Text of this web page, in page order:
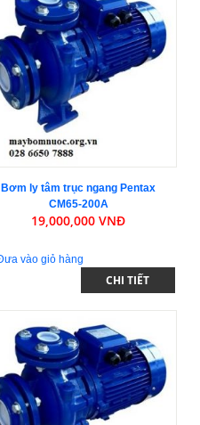
Bơm ly tâm trục ngang Pentax
CM65-200A
19,000,000 VNĐ
CHI TIẾT